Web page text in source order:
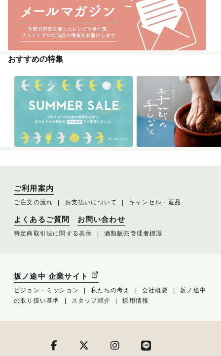
おすすめの特集
ご利用案内
ご注文の流れ お支払いについて キャンセル・返品
よくあるご質問 お問い合わせ
特定商取引法に関する表示 酒類販売管理者標識
坂ノ途中 企業サイト
ビジョン・ミッション 私たちの考え 会社概要
坂ノ途中
の取り扱い基準
スタッフ紹介 採用情報